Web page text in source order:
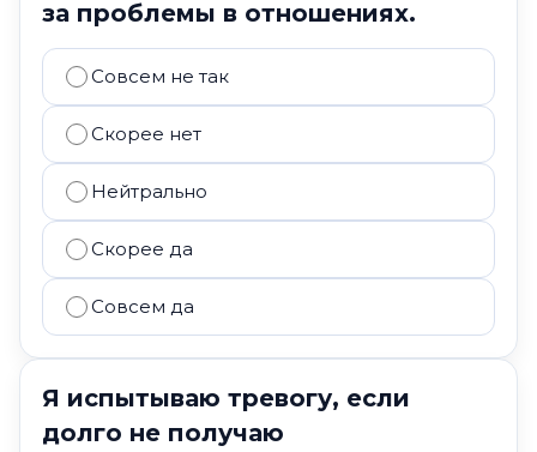
за проблемы в отношениях.
Совсем не так
Скорее нет
Нейтрально
Скорее да
Совсем да
Я испытываю тревогу, если
долго не получаю